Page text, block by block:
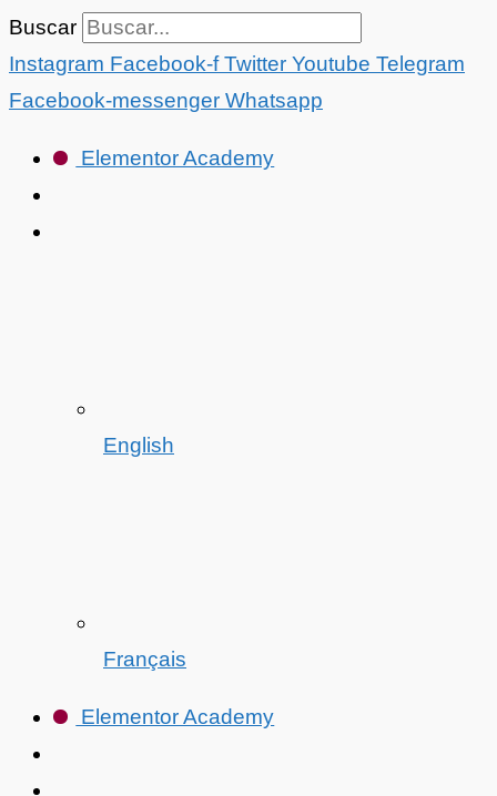
Ir
al
contenido
Buscar
Instagram Facebook-f Twitter Youtube Telegram
Facebook-messenger Whatsapp
Elementor Academy
English
Français
Elementor Academy